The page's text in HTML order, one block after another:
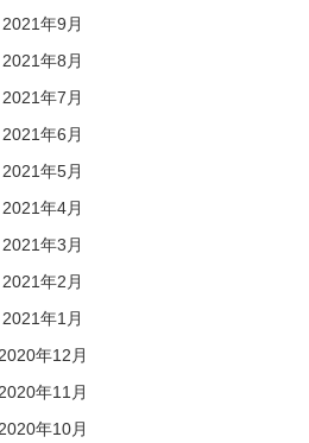
2021年9月
2021年8月
2021年7月
2021年6月
2021年5月
2021年4月
2021年3月
2021年2月
2021年1月
2020年12月
2020年11月
2020年10月